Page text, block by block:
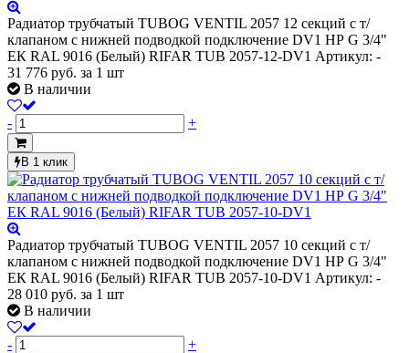
Радиатор трубчатый TUBOG VENTIL 2057 12 секций с т/
клапаном с нижней подводкой подключение DV1 НР G 3/4"
ЕК RAL 9016 (Белый) RIFAR TUB 2057-12-DV1 Артикул: -
31 776 руб. за 1 шт
В наличии
- +
В 1 клик
Радиатор трубчатый TUBOG VENTIL 2057 10 секций с т/
клапаном с нижней подводкой подключение DV1 НР G 3/4"
ЕК RAL 9016 (Белый) RIFAR TUB 2057-10-DV1 Артикул: -
28 010 руб. за 1 шт
В наличии
- +